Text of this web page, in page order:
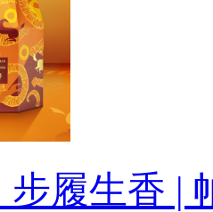
履生香 |